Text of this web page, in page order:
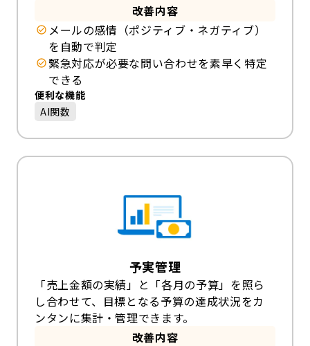
改善内容
メールの感情（ポジティブ・ネガティブ）
を自動で判定
緊急対応が必要な問い合わせを素早く特定
できる
便利な機能
AI関数
予実管理
「売上金額の実績」と「各月の予算」を照ら
し合わせて、目標となる予算の達成状況をカ
ンタンに集計・管理できます。
改善内容